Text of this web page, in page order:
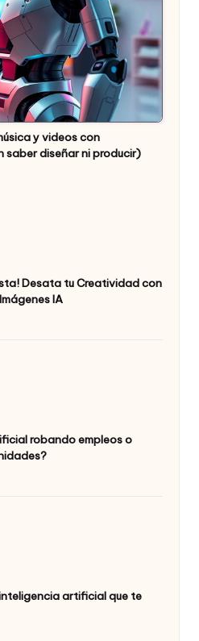
y videos con
diseñar ni producir)
Desata tu Creatividad con
IA
robando empleos o
artificial que te